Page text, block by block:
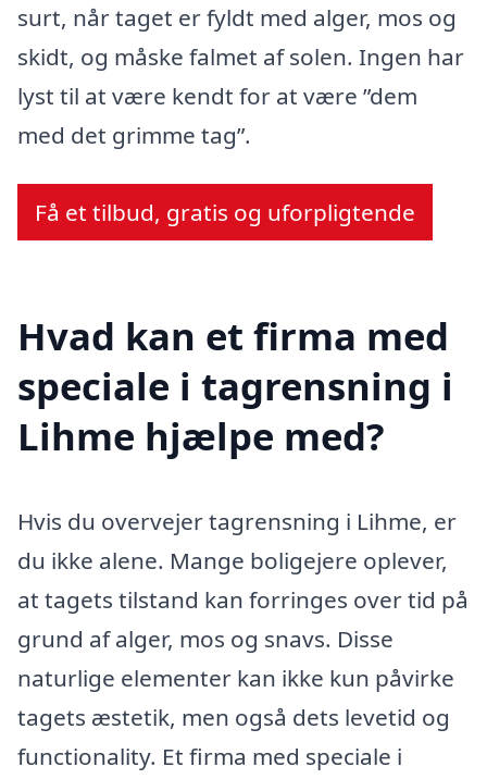
surt, når taget er fyldt med alger, mos og
skidt, og måske falmet af solen. Ingen har
lyst til at være kendt for at være ”dem
med det grimme tag”.
Få et tilbud, gratis og uforpligtende
Hvad kan et firma med
speciale i tagrensning i
Lihme hjælpe med?
Hvis du overvejer tagrensning i Lihme, er
du ikke alene. Mange boligejere oplever,
at tagets tilstand kan forringes over tid på
grund af alger, mos og snavs. Disse
naturlige elementer kan ikke kun påvirke
tagets æstetik, men også dets levetid og
functionality. Et firma med speciale i